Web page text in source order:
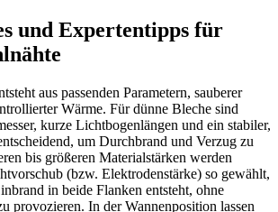
und Expertentipps für
aus passenden Parametern, sauberer
Wärme. Für dünne Bleche sind
kurze Lichtbogenlängen und ein stabiler,
um Durchbrand und Verzug zu
bis größeren Materialstärken werden
(bzw. Elektrodenstärke) so gewählt,
in beide Flanken entsteht, ohne
provozieren. In der Wannenposition lassen